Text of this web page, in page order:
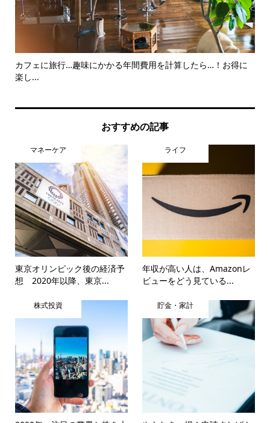
カフェに旅行…趣味にかかる年間費用を計算したら…！お得に
楽し...
おすすめの記事
マネーケア
東京オリンピック後の経済予
想 2020年以降、東京...
ライフ
年収が高い人は、Amazonレ
ビューをどう見ている...
株式投資 貯金・家計